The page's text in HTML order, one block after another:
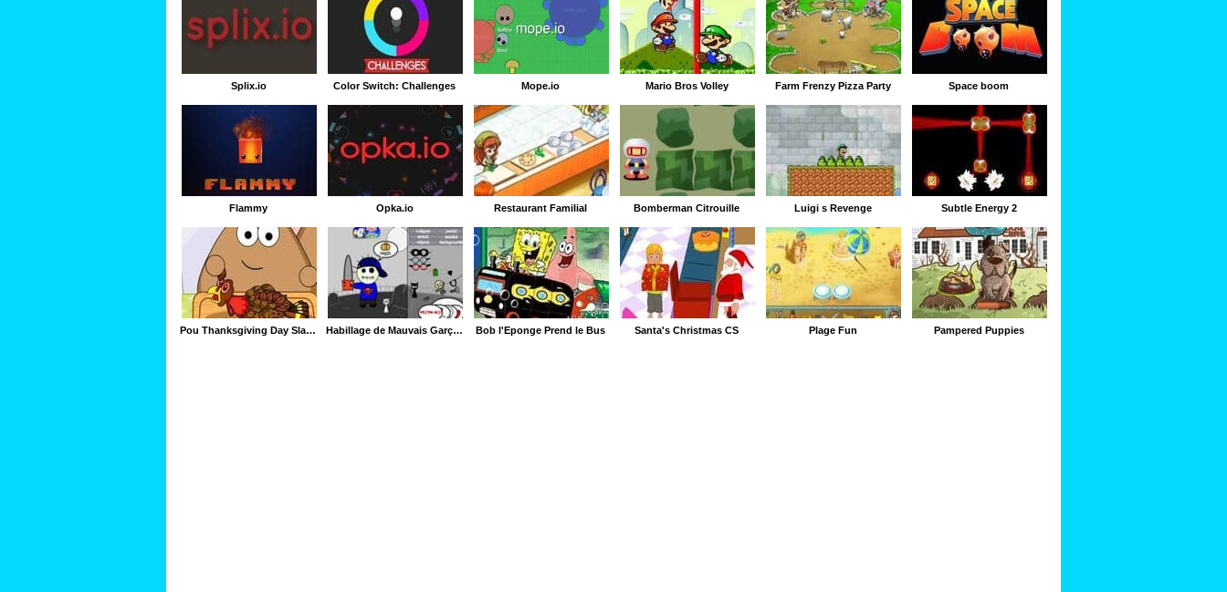
Splix.io Color Switch: Challenges Mope.io Mario Bros Volley Farm Frenzy Pizza Party Space boom
Flammy Opka.io Restaurant Familial Bomberman Citrouille Luigi s Revenge Subtle Energy 2
Pou Thanksgiving Day Slacking Habillage de Mauvais Garçon Bob l'Éponge Prend le Bus Santa's Christmas CS Plage Fun Pampered Puppies